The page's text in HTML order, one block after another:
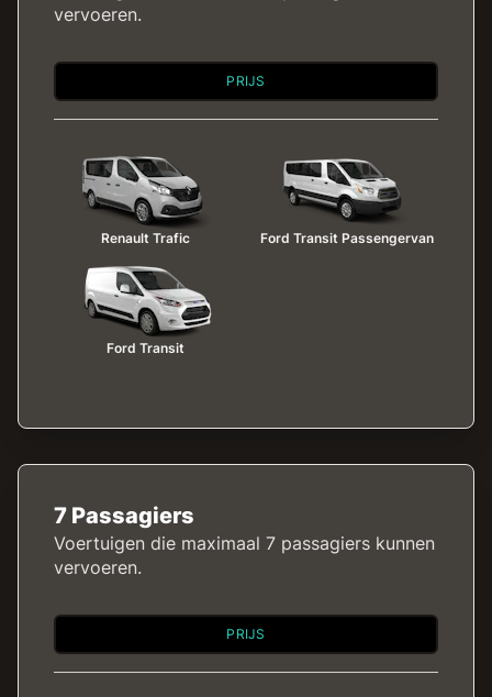
vervoeren.
PRIJS
Renault Trafic Ford Transit Passengervan
Ford Transit
7 Passagiers
Voertuigen die maximaal 7 passagiers kunnen
vervoeren.
PRIJS